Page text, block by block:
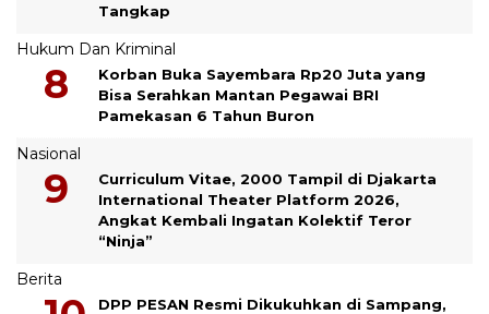
Tangkap
Hukum Dan Kriminal
Korban Buka Sayembara Rp20 Juta yang
Bisa Serahkan Mantan Pegawai BRI
Pamekasan 6 Tahun Buron
Nasional
Curriculum Vitae, 2000 Tampil di Djakarta
International Theater Platform 2026,
Angkat Kembali Ingatan Kolektif Teror
“Ninja”
Berita
DPP PESAN Resmi Dikukuhkan di Sampang,